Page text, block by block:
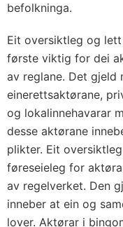
befolkninga.
Eit oversiktleg og
første viktig for dei
av reglane. Det gjeld
einerettsaktørane,
og lokalinnehavarar
desse aktørane
plikter. Eit
føreseieleg for
av regelverket. Den
inneber at ein og
lover. Aktørar i